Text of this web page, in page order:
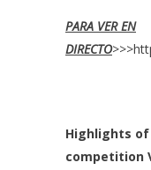
PARA VER EN
DIRECTO>>>
Highlights
competition